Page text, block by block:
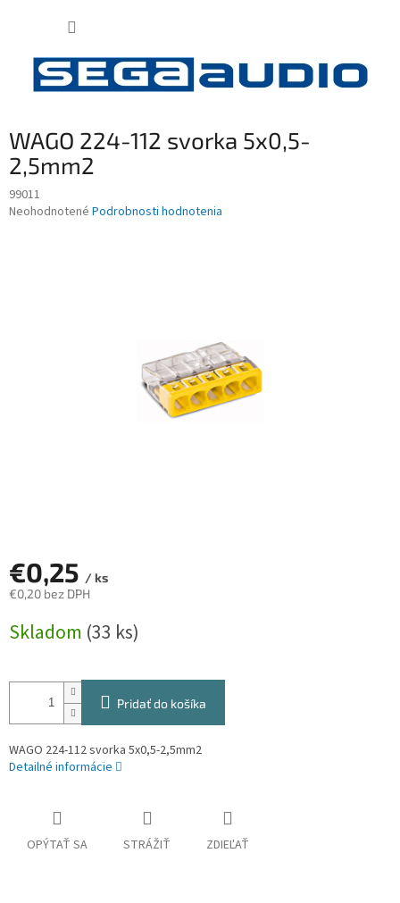
WAGO 224-112 svorka 5x0,5-
2,5mm2
99011
Priemerné
Neohodnotené Podrobnosti hodnotenia
€0,25 / ks
€0,20 bez DPH
cena:
Skladom (33 ks)
Pridať do košíka
WAGO 224-112 svorka 5x0,5-2,5mm2
Detailné informácie
OPÝTAŤ SA STRÁŽIŤ ZDIEĽAŤ